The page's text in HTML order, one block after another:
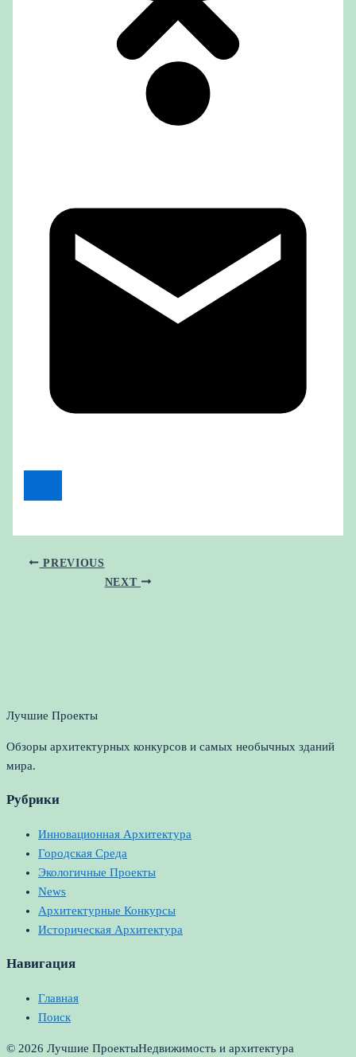
PREVIOUS
NEXT
Лучшие Проекты
Обзоры архитектурных конкурсов и самых необычных зданий
мира.
Рубрики
Инновационная Архитектура
Городская Среда
Экологичные Проекты
News
Архитектурные Конкурсы
Историческая Архитектура
Навигация
Главная
Поиск
© 2026 Лучшие ПроектыНедвижимость и архитектура